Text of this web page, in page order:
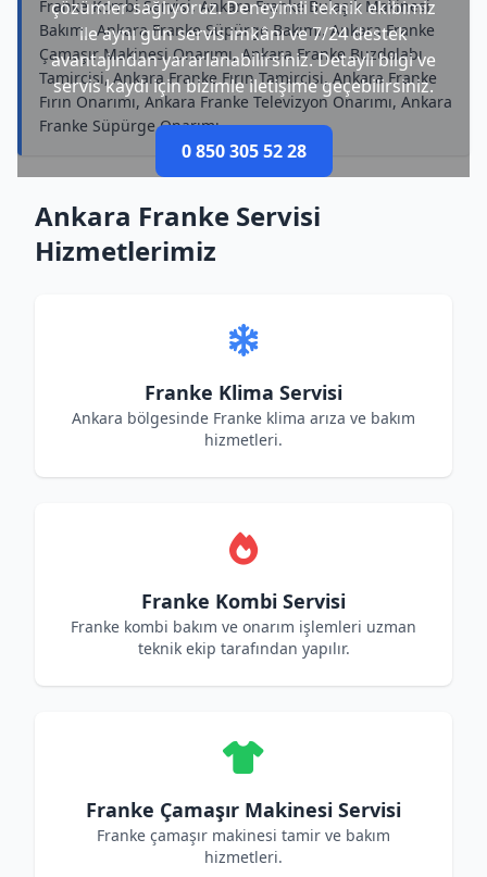
çözümler sağlıyoruz. Deneyimli teknik ekibimiz
ile aynı gün servis imkânı ve 7/24 destek
avantajından yararlanabilirsiniz. Detaylı bilgi ve
servis kaydı için bizimle iletişime geçebilirsiniz.
0 850 305 52 28
Franke Kombi Servisi, Ankara Franke Bulaşık Makinesi
Bakımı, Ankara Franke Süpürge Bakımı, Ankara Franke
Çamaşır Makinesi Onarımı, Ankara Franke Buzdolabı
Tamircisi, Ankara Franke Fırın Tamircisi, Ankara Franke
Fırın Onarımı, Ankara Franke Televizyon Onarımı, Ankara
Franke Süpürge Onarımı
Ankara Franke Servisi
Hizmetlerimiz
Franke Klima Servisi
Ankara bölgesinde Franke klima arıza ve bakım
hizmetleri.
Franke Kombi Servisi
Franke kombi bakım ve onarım işlemleri uzman
teknik ekip tarafından yapılır.
Franke Çamaşır Makinesi Servisi
Franke çamaşır makinesi tamir ve bakım
hizmetleri.